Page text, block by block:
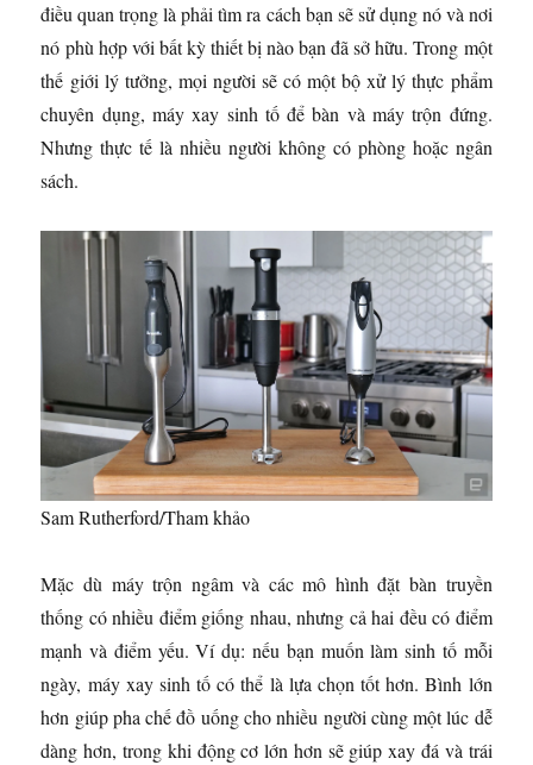
điều quan trọng là phải tìm ra cách bạn sẽ sử dụng nó và nơi
nó phù hợp với bất kỳ thiết bị nào bạn đã sở hữu. Trong một
thế giới lý tưởng, mọi người sẽ có một bộ xử lý thực phẩm
chuyên dụng, máy xay sinh tố để bàn và máy trộn đứng.
Nhưng thực tế là nhiều người không có phòng hoặc ngân
sách.
Sam Rutherford/Tham khảo
Mặc dù máy trộn ngâm và các mô hình đặt bàn truyền
thống có nhiều điểm giống nhau, nhưng cả hai đều có điểm
mạnh và điểm yếu. Ví dụ: nếu bạn muốn làm sinh tố mỗi
ngày, máy xay sinh tố có thể là lựa chọn tốt hơn. Bình lớn
hơn giúp pha chế đồ uống cho nhiều người cùng một lúc dễ
dàng hơn, trong khi động cơ lớn hơn sẽ giúp xay đá và trái